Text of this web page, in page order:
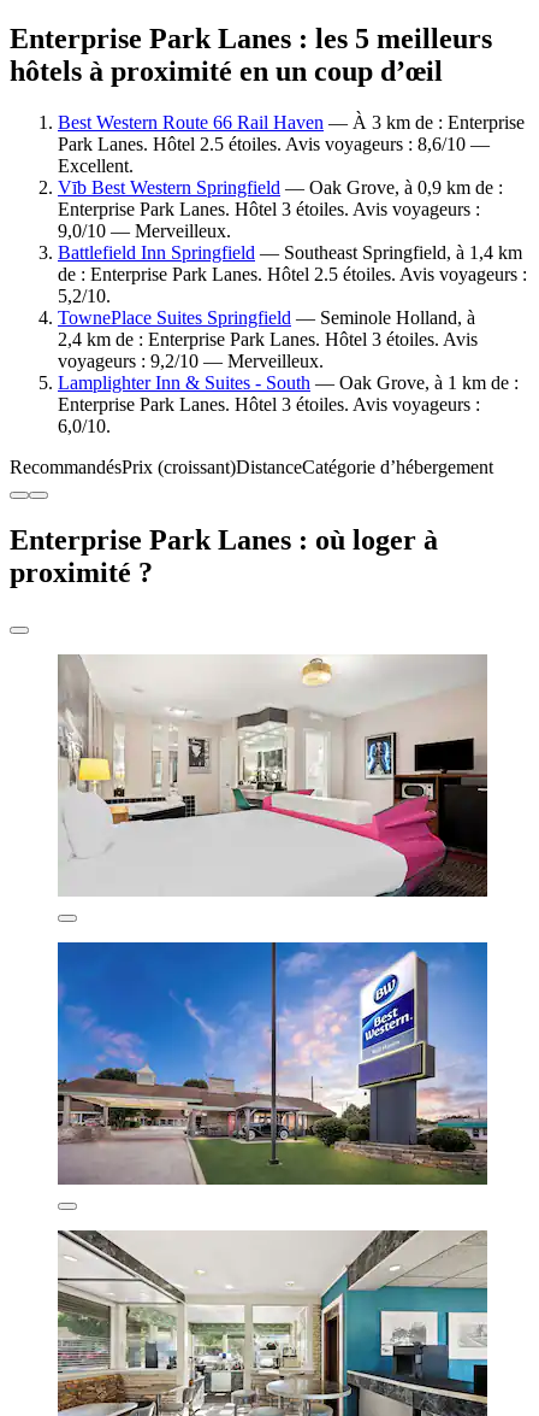
Enterprise Park Lanes : les 5 meilleurs
hôtels à proximité en un coup d’œil
Best Western Route 66 Rail Haven — À 3 km de : Enterprise
Park Lanes. Hôtel 2.5 étoiles. Avis voyageurs : 8,6/10 —
Excellent.
Vīb Best Western Springfield — Oak Grove, à 0,9 km de :
Enterprise Park Lanes. Hôtel 3 étoiles. Avis voyageurs :
9,0/10 — Merveilleux.
Battlefield Inn Springfield — Southeast Springfield, à 1,4 km
de : Enterprise Park Lanes. Hôtel 2.5 étoiles. Avis voyageurs :
5,2/10.
TownePlace Suites Springfield — Seminole Holland, à
2,4 km de : Enterprise Park Lanes. Hôtel 3 étoiles. Avis
voyageurs : 9,2/10 — Merveilleux.
Lamplighter Inn & Suites - South — Oak Grove, à 1 km de :
Enterprise Park Lanes. Hôtel 3 étoiles. Avis voyageurs :
6,0/10.
RecommandésPrix (croissant)DistanceCatégorie d’hébergement
Enterprise Park Lanes : où loger à
proximité ?